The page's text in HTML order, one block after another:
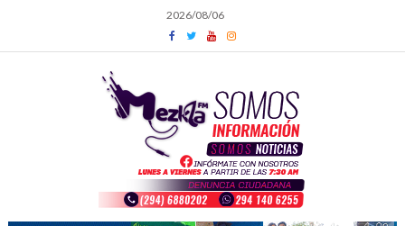
content
2026/08/06